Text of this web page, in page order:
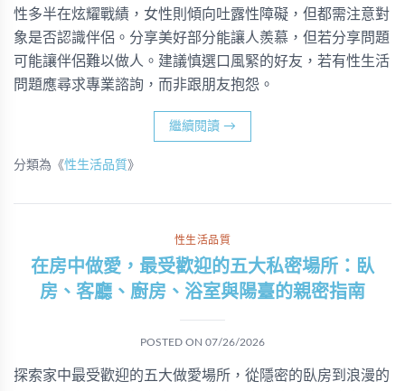
性多半在炫耀戰績，女性則傾向吐露性障礙，但都需注意對
象是否認識伴侶。分享美好部分能讓人羨慕，但若分享問題
可能讓伴侶難以做人。建議慎選口風緊的好友，若有性生活
問題應尋求專業諮詢，而非跟朋友抱怨。
繼續閱讀 →
分類為《性生活品質 》
性生活品質
在房中做愛，最受歡迎的五大私密場所：臥
房、客廳、廚房、浴室與陽臺的親密指南
POSTED ON 07/26/2026
探索家中最受歡迎的五大做愛場所，從隱密的臥房到浪漫的